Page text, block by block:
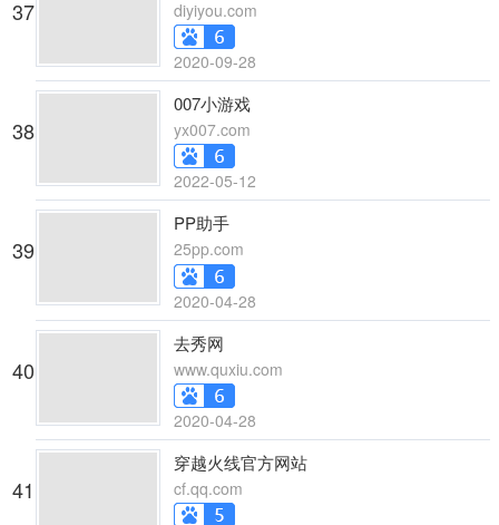
37 diyiyou.com
2020-09-28
38
007小游戏
yx007.com
2022-05-12
39
PP助手
25pp.com
2020-04-28
40
去秀网
www.quxiu.com
2020-04-28
41
穿越火线官方网站
cf.qq.com